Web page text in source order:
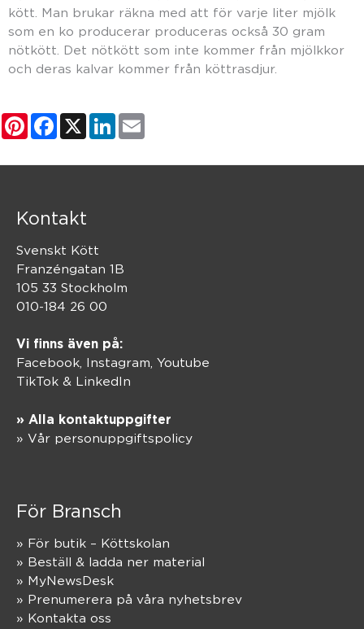
kött. Man brukar räkna med att för varje liter mjölk
som en ko producerar produceras också 30 gram
nötkött. Det nötkött som inte kommer från mjölkkor
och deras kalvar kommer från köttrasdjur.
PinterestFacebook
X LinkedIn
Kontakt
Svenskt Kött
Franzéngatan 1B
105 33 Stockholm
010-184 26 00
Vi finns även på:
Facebook, Instagram, Youtube
TikTok & LinkedIn
» Alla kontaktuppgifter
» Vår personuppgiftspolicy
För Bransch
» För butik – Köttskolan
» Beställ & ladda ner material
» MyNewsDesk
» Prenumerera på våra nyhetsbrev
» Kontakta oss